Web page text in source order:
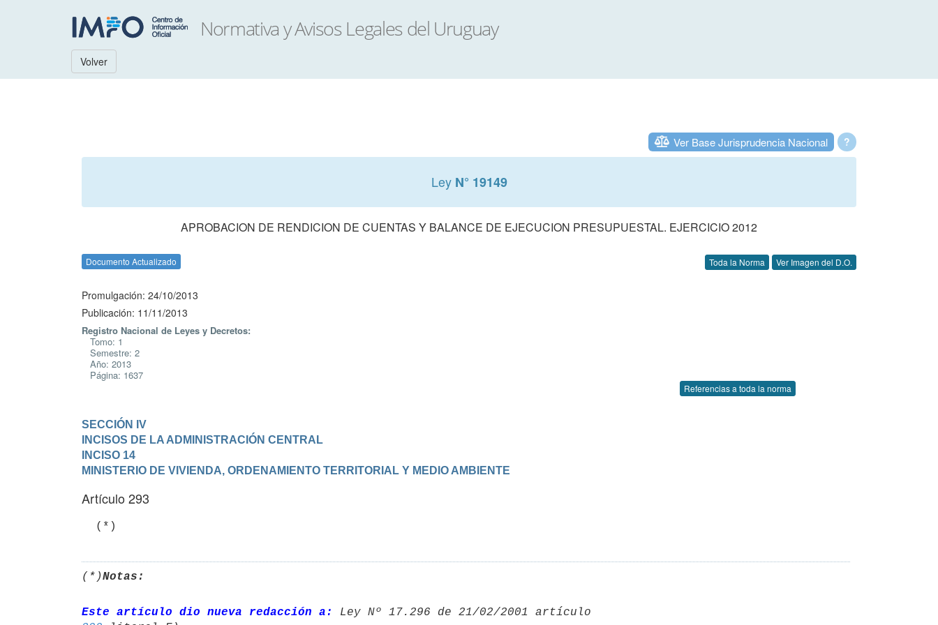
Volver
?
Ver Base Jurisprudencia Nacional
Ley N° 19149
APROBACION DE RENDICION DE CUENTAS Y BALANCE DE EJECUCION PRESUPUESTAL. EJERCICIO 2012
Documento Actualizado Toda la Norma Ver Imagen del D.O.
Promulgación: 24/10/2013
Publicación: 11/11/2013
Registro Nacional de Leyes y Decretos:
Tomo: 1
Semestre: 2
Año: 2013
Página: 1637
Referencias a toda la norma
SECCIÓN IV
INCISOS DE LA ADMINISTRACIÓN CENTRAL
INCISO 14
MINISTERIO DE VIVIENDA, ORDENAMIENTO TERRITORIAL Y MEDIO AMBIENTE
Artículo 293
(*)Notas:
Este artículo dio nueva redacción a: